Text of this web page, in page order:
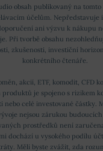
obsah publikovaný na
účelům. Nepředstavuje
ani výzvu k nákupu
Při tvorbě obsahu
zkušenosti, investiční
konkrétního čtenáře.
akcií, ETF, komodit, CFD
je spojeno s rizikem
nebo celé investované částky.
nejsou zárukou
prostředků není
dochází u vysokého podílu
Měli byste zvážit, zda